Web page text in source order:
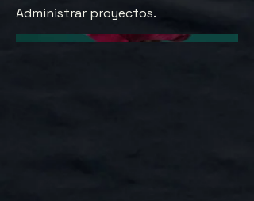
Administrar proyectos.